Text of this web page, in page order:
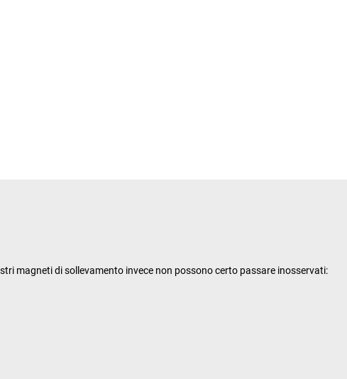
magneti di sollevamento invece non possono certo passare inosservati: